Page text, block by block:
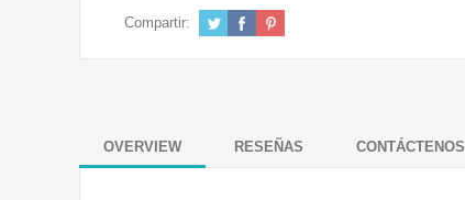
Compartir:
OVERVIEW RESEÑAS CONTÁCTENOS